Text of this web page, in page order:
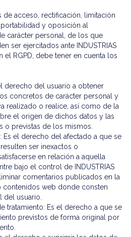
de acceso, rectificación, limitación
y oposición al
carácter personal, de los que
ser ejercitados ante INDUSTRIAS
el RGPD, debe tener en cuenta los
derecho del usuario a obtener
concretos de carácter personal y
realizado o realice, así como de la
el origen de dichos datos y las
o previstas de los mismos.
Es el derecho del afectado a que se
ser inexactos o
en relación a aquella
bajo el control de INDUSTRIAS
comentarios publicados en la
contenidos web donde consten
del usuario.
tratamiento: Es el derecho a que se
previstos de forma original por